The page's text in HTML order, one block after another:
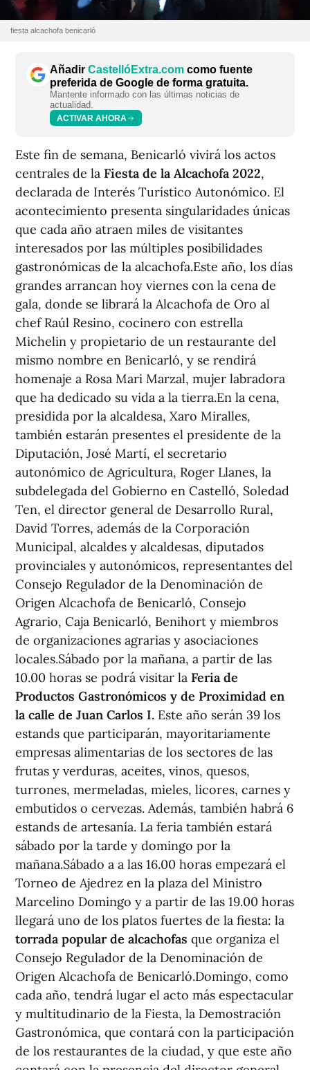
fiesta alcachofa benicarló
Añadir CastellóExtra.com como fuente
preferida de Google de forma gratuita.
Mantente informado con las últimas noticias de
actualidad.
ACTIVAR AHORA
Este fin de semana, Benicarló vivirá los actos
centrales de la Fiesta de la Alcachofa 2022,
declarada de Interés Turístico Autonómico. El
acontecimiento presenta singularidades únicas
que cada año atraen miles de visitantes
interesados por las múltiples posibilidades
gastronómicas de la alcachofa.Este año, los días
grandes arrancan hoy viernes con la cena de
gala, donde se librará la Alcachofa de Oro al
chef Raúl Resino, cocinero con estrella
Michelin y propietario de un restaurante del
mismo nombre en Benicarló, y se rendirá
homenaje a Rosa Mari Marzal, mujer labradora
que ha dedicado su vida a la tierra.En la cena,
presidida por la alcaldesa, Xaro Miralles,
también estarán presentes el presidente de la
Diputación, José Martí, el secretario
autonómico de Agricultura, Roger Llanes, la
subdelegada del Gobierno en Castelló, Soledad
Ten, el director general de Desarrollo Rural,
David Torres, además de la Corporación
Municipal, alcaldes y alcaldesas, diputados
provinciales y autonómicos, representantes del
Consejo Regulador de la Denominación de
Origen Alcachofa de Benicarló, Consejo
Agrario, Caja Benicarló, Benihort y miembros
de organizaciones agrarias y asociaciones
locales.Sábado por la mañana, a partir de las
10.00 horas se podrá visitar la Feria de
Productos Gastronómicos y de Proximidad en
la calle de Juan Carlos I. Este año serán 39 los
estands que participarán, mayoritariamente
empresas alimentarias de los sectores de las
frutas y verduras, aceites, vinos, quesos,
turrones, mermeladas, mieles, licores, carnes y
embutidos o cervezas. Además, también habrá 6
estands de artesanía. La feria también estará
sábado por la tarde y domingo por la
mañana.Sábado a a las 16.00 horas empezará el
Torneo de Ajedrez en la plaza del Ministro
Marcelino Domingo y a partir de las 19.00 horas
llegará uno de los platos fuertes de la fiesta: la
torrada popular de alcachofas que organiza el
Consejo Regulador de la Denominación de
Origen Alcachofa de Benicarló.Domingo, como
cada año, tendrá lugar el acto más espectacular
y multitudinario de la Fiesta, la Demostración
Gastronómica, que contará con la participación
de los restaurantes de la ciudad, y que este año